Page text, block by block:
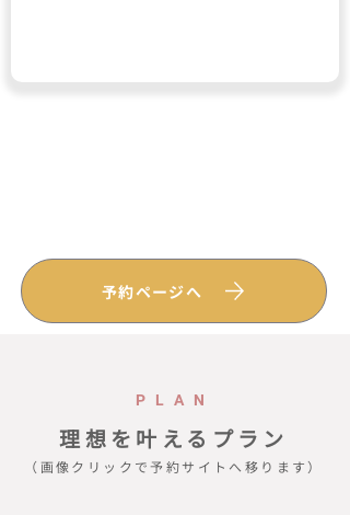
予約ページへ
PLAN
理想を叶えるプラン
（画像クリックで予約サイトへ移ります）